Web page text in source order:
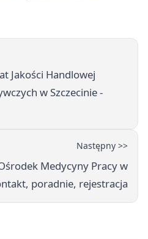
Jakości Handlowej
w Szczecinie -
Następny >>
Medycyny Pracy w
poradnie, rejestracja